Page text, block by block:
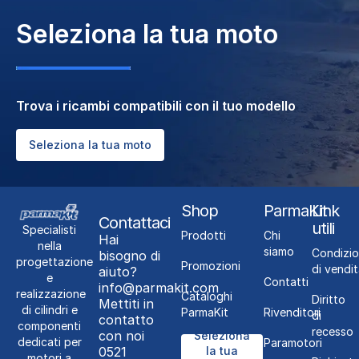
BENELLI NAMUR 50, BENELLI PEPE 50, ITALJET
Pista 50 2T, BETA QUADRA 50, APRILIA RALLY
50 2T, APRILIA RALLY 50 LC 2T, APRILIA RED
ROSE 125, APRILIA REPLICA 50 LC 2T, APRILIA
SCARABEO 50 2T, APRILIA SCARABEO 50 DELUX
2T, APRILIA SONIC 50 2T, APRILIA SONIC 50 LC
2T, APRILIA SR 50 2T, APRILIA SR 50
NETSCAPER LC 2T, APRILIA SR 50 R FACTORY
2T, APRILIA SR 50 RACING LC 2T, APRILIA SR
50 WWW 2T, APRILIA STEALTH 50 LC 2T, BETA
TEMPO 50, ITALJET YANKEE 50 2T
Seleziona la tua moto
Trova i ricambi compatibili con il tuo modello
Seleziona la tua moto
Specialisti
nella
progettazione
e
realizzazione
di cilindri e
componenti
dedicati per
Contattaci
Hai
bisogno di
aiuto?
info@parmakit.com
Mettiti in
contatto
con noi
0521
Shop
Prodotti
Promozioni
Cataloghi
ParmaKit
Seleziona
la tua
ParmaKit
Chi
siamo
Contatti
Rivenditori
Paramotori
Link
utili
di
Diritto
di
recesso